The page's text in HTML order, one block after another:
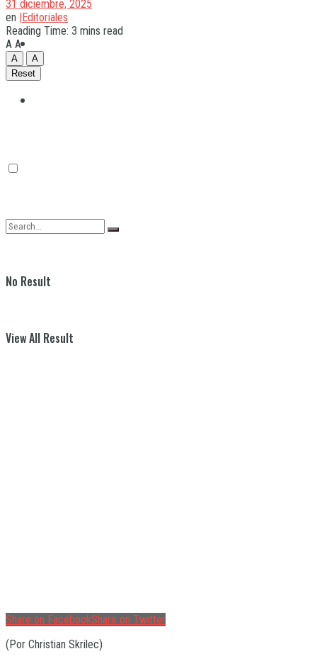
No Result
View All Result
31 diciembre, 2025
en |Editoriales
Reading Time: 3 mins read
A A
A
A
Reset
Share on FacebookShare on Twitter
(Por Christian Skrilec)